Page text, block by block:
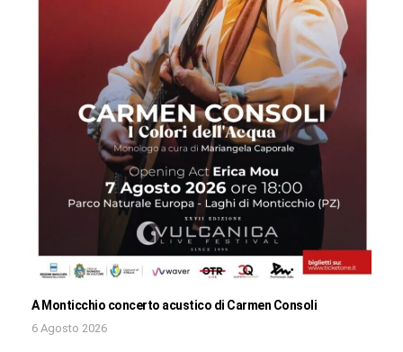
A Monticchio concerto acustico di Carmen Consoli
6 Agosto 2026